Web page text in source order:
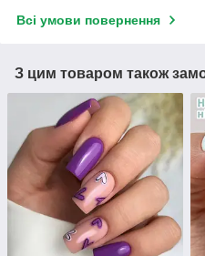
Всі умови повернення
З цим товаром також